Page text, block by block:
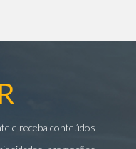
e receba conteúdos